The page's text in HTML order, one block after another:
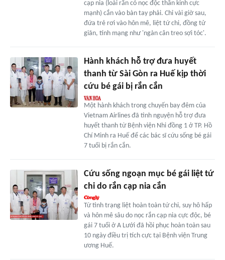
cạp nia (loài rắn có nọc độc thần kinh cực
mạnh) cắn vào bàn tay phải. Chỉ vài giờ sau,
đứa trẻ rơi vào hôn mê, liệt tứ chi, đồng tử
giãn, tính mạng như 'ngàn cân treo sợi tóc'.
Hành khách hỗ trợ đưa huyết
thanh từ Sài Gòn ra Huế kịp thời
cứu bé gái bị rắn cắn
Một hành khách trong chuyến bay đêm của
Vietnam Airlines đã tình nguyện hỗ trợ đưa
huyết thanh từ Bệnh viện Nhi đồng 1 ở TP. Hồ
Chí Minh ra Huế để các bác sĩ cứu sống bé gái
7 tuổi bị rắn cắn.
Cứu sống ngoạn mục bé gái liệt tứ
chi do rắn cạp nia cắn
Từ tình trạng liệt hoàn toàn tứ chi, suy hô hấp
và hôn mê sâu do nọc rắn cạp nia cực độc, bé
gái 7 tuổi ở A Lưới đã hồi phục hoàn toàn sau
10 ngày điều trị tích cực tại Bệnh viện Trung
ương Huế.